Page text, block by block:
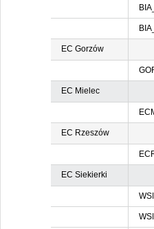
EC Gorzów
EC Mielec
EC Rzeszów
EC Siekierki